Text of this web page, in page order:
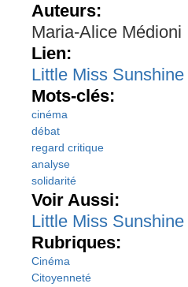
Auteurs:
Maria-Alice Médioni
Lien:
Little Miss Sunshine
Mots-clés:
cinéma
débat
regard critique
analyse
solidarité
Voir Aussi:
Little Miss Sunshine
Rubriques:
Cinéma
Citoyenneté